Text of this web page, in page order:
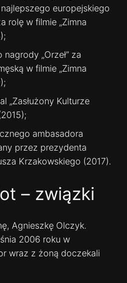
europejskiego
rolę w filmie „Zimna
„Orzeł” za
w filmie „Zimna
„Zasłużony Kulturze
ambasadora
przez prezydenta
Krzakowskiego (2017).
– związki
Agnieszkę Olczyk.
2006 roku w
wraz z żoną doczekali